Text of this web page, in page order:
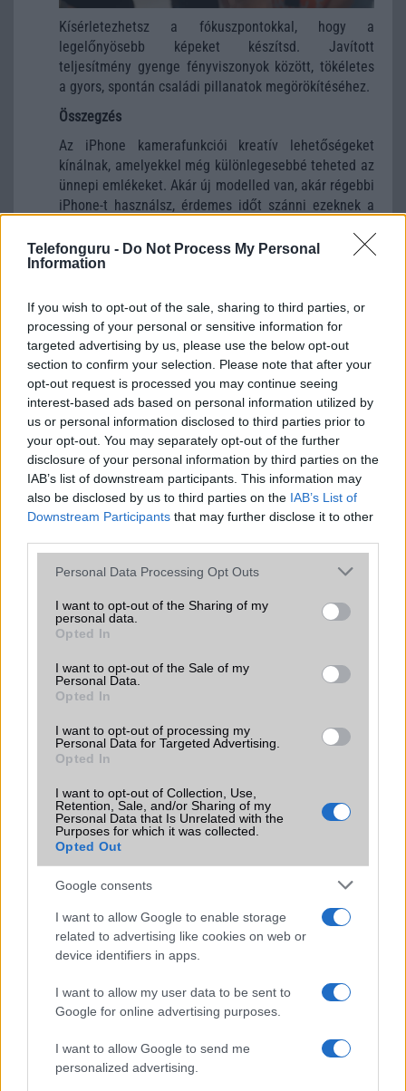
Telefonguru - Do Not Process My Personal
Information
If you wish to opt-out of the sale, sharing to third parties, or
processing of your personal or sensitive information for
targeted advertising by us, please use the below opt-out
section to confirm your selection. Please note that after your
opt-out request is processed you may continue seeing
interest-based ads based on personal information utilized by
us or personal information disclosed to third parties prior to
your opt-out. You may separately opt-out of the further
disclosure of your personal information by third parties on the
IAB’s list of downstream participants. This information may
also be disclosed by us to third parties on the IAB’s List of
Downstream Participants that may further disclose it to other
Please note that this website/app uses one or more Google
not limited to your visit or usage behaviour. You may click to
grant or deny consent to Google and its third-party tags to
use your data for below specified purposes in below Google
consent section.
Personal Data Processing Opt Outs
I want to opt-out of the Sharing of my
personal data.
Opted In
I want to opt-out of the Sale of my
Personal Data.
Opted In
I want to opt-out of processing my
Personal Data for Targeted Advertising.
Opted In
I want to opt-out of Collection, Use,
Retention, Sale, and/or Sharing of my
Personal Data that Is Unrelated with the
Purposes for which it was collected.
Opted Out
Google consents
I want to allow Google to enable storage
related to advertising like cookies on web or
device identifiers in apps.
I want to allow my user data to be sent to
Google for online advertising purposes.
I want to allow Google to send me
personalized advertising.
Kísérletezhetsz a fókuszpontokkal, hogy a
legelőnyösebb képeket készítsd. Javított
teljesítmény gyenge fényviszonyok között, tökéletes
a gyors, spontán családi pillanatok megörökítéséhez.
Összegzés
Az iPhone kamerafunkciói kreatív lehetőségeket
kínálnak, amelyekkel még különlegesebbé teheted az
ünnepi emlékeket. Akár új modelled van, akár régebbi
iPhone-t használsz, érdemes időt szánni ezeknek a
A cikkhez kapcsolódó linkek:
MacRumors
Új és Használt GSM kiemelt ajánlatok
Samsung Galaxy S25
Euro Gsm
Samsung Galaxy A56
Euro Gsm
112.000 Ft (új)
Samsung Galaxy S26 Ultra